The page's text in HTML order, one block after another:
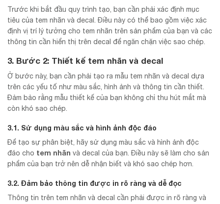
Trước khi bắt đầu quy trình tạo, bạn cần phải xác định mục
tiêu của tem nhãn và decal. Điều này có thể bao gồm việc xác
định vị trí lý tưởng cho tem nhãn trên sản phẩm của bạn và các
thông tin cần hiển thị trên decal để ngăn chặn việc sao chép.
3. Bước 2: Thiết kế tem nhãn và decal
Ở bước này, bạn cần phải tạo ra mẫu tem nhãn và decal dựa
trên các yếu tố như màu sắc, hình ảnh và thông tin cần thiết.
Đảm bảo rằng mẫu thiết kế của bạn không chỉ thu hút mắt mà
còn khó sao chép.
3.1. Sử dụng màu sắc và hình ảnh độc đáo
Để tạo sự phân biệt, hãy sử dụng màu sắc và hình ảnh độc
đáo cho tem nhãn và decal của bạn. Điều này sẽ làm cho sản
phẩm của bạn trở nên dễ nhận biết và khó sao chép hơn.
3.2. Đảm bảo thông tin được in rõ ràng và dễ đọc
Thông tin trên tem nhãn và decal cần phải được in rõ ràng và